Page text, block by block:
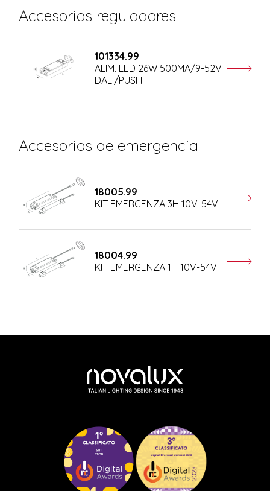
Accesorios reguladores
101334.99
ALIM. LED 26W 500MA/9-52V
DALI/PUSH
Accesorios de emergencia
18005.99
KIT EMERGENZA 3H 10V-54V
18004.99
KIT EMERGENZA 1H 10V-54V